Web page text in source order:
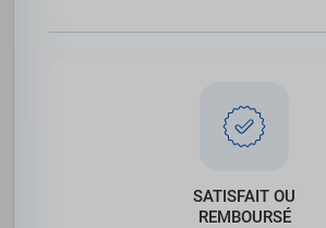
SATISFAIT OU
REMBOURSÉ